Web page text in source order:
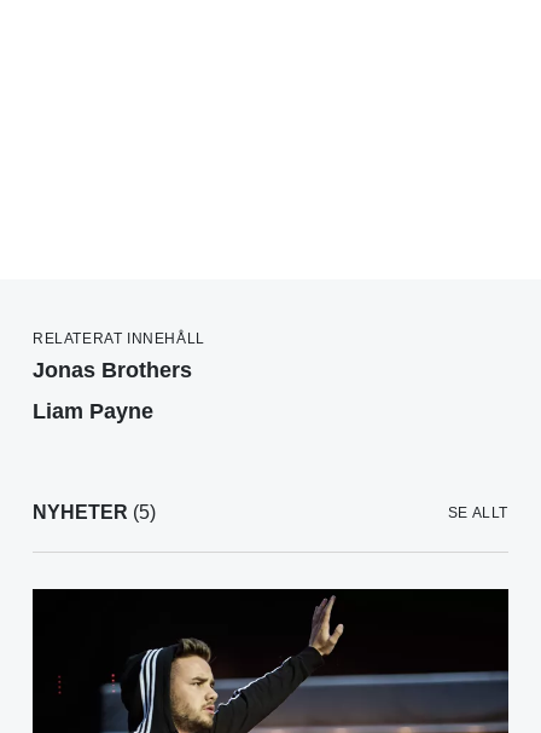
RELATERAT INNEHÅLL
Jonas Brothers
Liam Payne
NYHETER (5) SE ALLT